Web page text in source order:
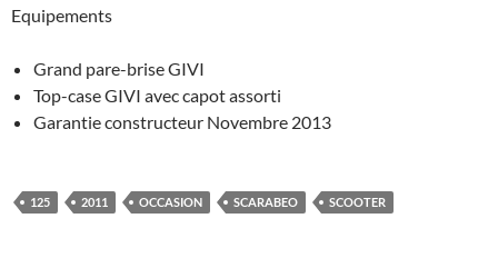
Equipements
Grand pare-brise GIVI
Top-case GIVI avec capot assorti
Garantie constructeur Novembre 2013
125 2011 OCCASION SCARABEO SCOOTER